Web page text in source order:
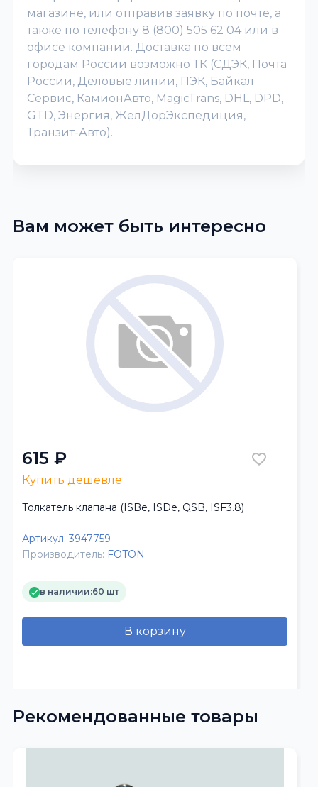
магазине, или отправив заявку по почте, а
также по телефону 8 (800) 505 62 04 или в
офисе компании. Доставка по всем
городам России возможно ТК (СДЭК, Почта
России, Деловые линии, ПЭК, Байкал
Сервис, КамионАвто, MagicTrans, DHL, DPD,
GTD, Энергия, ЖелДорЭкспедиция,
Транзит-Авто).
Вам может быть интересно
615 ₽
Купить дешевле
Толкатель клапана (ISBe, ISDe, QSB, ISF3.8)
Артикул: 3947759
Производитель: FOTON
в наличии:60 шт
В корзину
Рекомендованные товары